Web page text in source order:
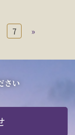
7 »
さい